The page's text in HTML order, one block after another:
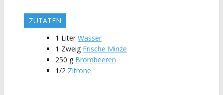
ZUTATEN
1 Liter Wasser
1 Zweig Frische Minze
250 g Brombeeren
1/2 Zitrone